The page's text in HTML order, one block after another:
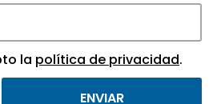
científicos y
la política de privacidad.